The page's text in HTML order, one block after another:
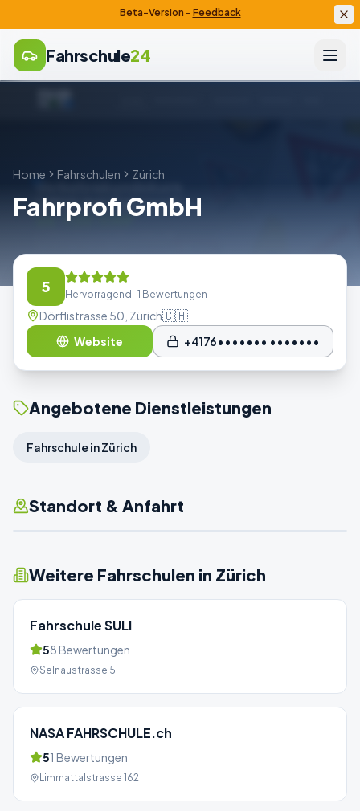
Beta-Version – Feedback
Fahrschule24
Home Fahrschulen Zürich
Fahrprofi GmbH
5 Hervorragend · 1 Bewertungen
Dörflistrasse 50, Zürich🇨🇭
Website +4176••••••• •••••••
Angebotene Dienstleistungen
Fahrschule in Zürich
Standort & Anfahrt
Weitere Fahrschulen in Zürich
Fahrschule SULI
58 Bewertungen
Selnaustrasse 5
NASA FAHRSCHULE.ch
51 Bewertungen
Limmattalstrasse 162